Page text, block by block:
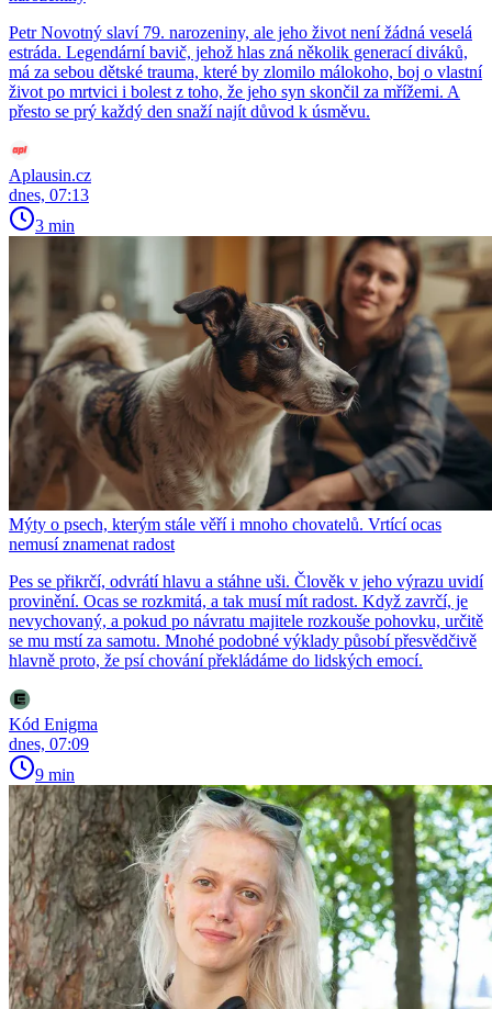
Petr Novotný slaví 79. narozeniny, ale jeho život není žádná veselá
estráda. Legendární bavič, jehož hlas zná několik generací diváků,
má za sebou dětské trauma, které by zlomilo málokoho, boj o vlastní
život po mrtvici i bolest z toho, že jeho syn skončil za mřížemi. A
přesto se prý každý den snaží najít důvod k úsměvu.
Aplausin.cz
dnes, 07:13
3 min
Mýty o psech, kterým stále věří i mnoho chovatelů. Vrtící ocas
nemusí znamenat radost
Pes se přikrčí, odvrátí hlavu a stáhne uši. Člověk v jeho výrazu uvidí
provinění. Ocas se rozkmitá, a tak musí mít radost. Když zavrčí, je
nevychovaný, a pokud po návratu majitele rozkouše pohovku, určitě
se mu mstí za samotu. Mnohé podobné výklady působí přesvědčivě
hlavně proto, že psí chování překládáme do lidských emocí.
Kód Enigma
dnes, 07:09
9 min